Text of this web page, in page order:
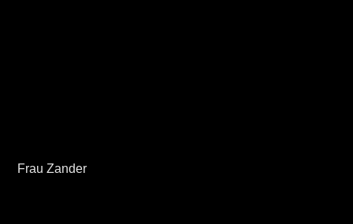
Frau Zander